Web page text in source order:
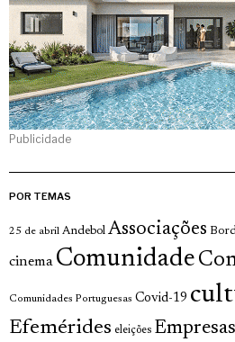
Publicidade
POR TEMAS
25 de abril Andebol Associações
cinema Comunidade
Comunidades Portuguesas Covid-19
Efemérides eleições Empresas